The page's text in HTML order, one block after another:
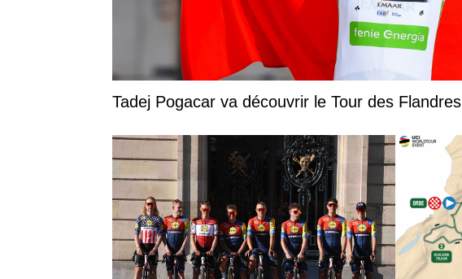
Tadej Pogacar va découvrir le Tour des Flandres